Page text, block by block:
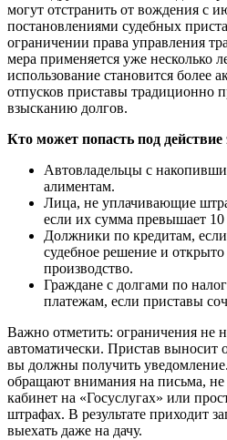
могут отстранить от вождения с
постановлениями судебных
ограничении права управления
мера применяется уже несколько
использование становится более
отпусков приставы традиционно
взысканию долгов.
Кто может попасть под действие
Автовладельцы с
алиментам.
Лица, не уплачивающие
если их сумма превышает 10
Должники по кредитам,
судебное решение и
производство.
Граждане с долгами по
платежам, если приставы
Важно отметить: ограничения не
автоматически. Пристав выносит
вы должны получить
обращают внимания на письма,
кабинет на «Госуслугах» или
штрафах. В результате приходит
выехать даже на дачу.